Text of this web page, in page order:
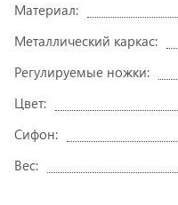
Материал:
Металлический каркас:
Регулируемые ножки:
Цвет:
Сифон:
Вес: